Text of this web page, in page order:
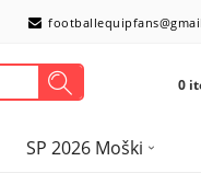
0
SP 2026 Moški